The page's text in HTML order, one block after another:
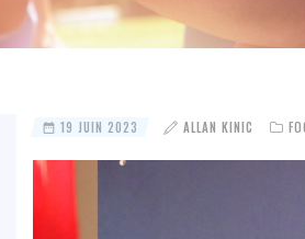
19 JUIN 2023 ALLAN KINIC